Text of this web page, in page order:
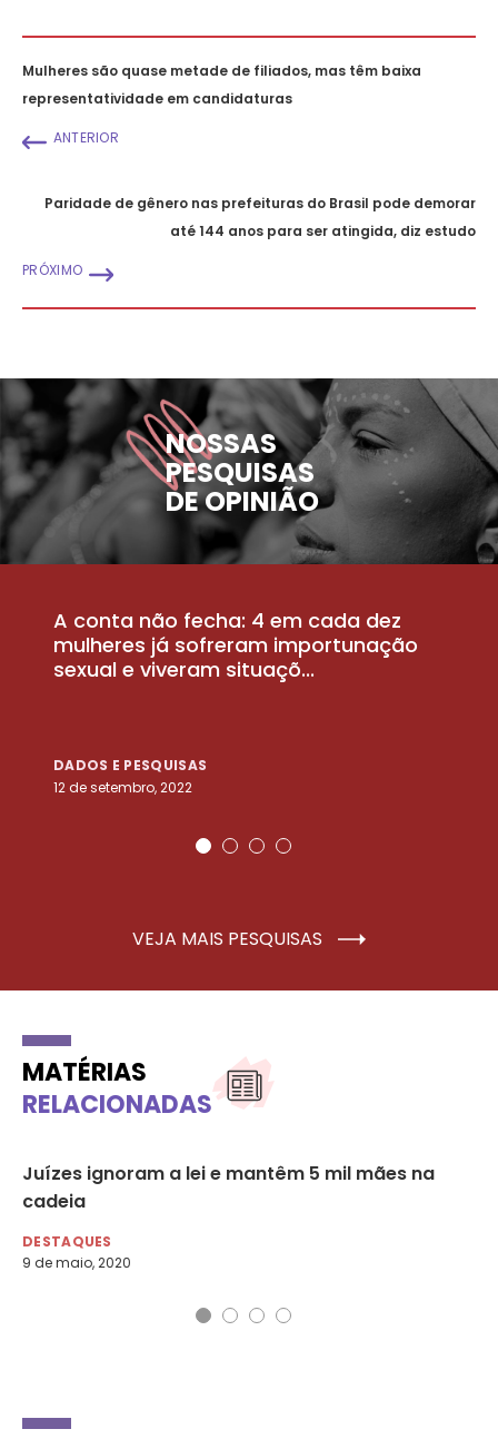
Mulheres são quase metade de filiados, mas têm baixa
representatividade em candidaturas
ANTERIOR
Paridade de gênero nas prefeituras do Brasil pode demorar
até 144 anos para ser atingida, diz estudo
PRÓXIMO
NOSSAS
PESQUISAS
DE OPINIÃO
A conta não fecha: 4 em cada dez
mulheres já sofreram importunação
sexual e viveram situaçõ...
DADOS E PESQUISAS
12 de setembro, 2022
VEJA MAIS PESQUISAS
MATÉRIAS
RELACIONADAS
Juízes ignoram a lei e mantêm 5 mil mães na
cadeia
DESTAQUES
9 de maio, 2020